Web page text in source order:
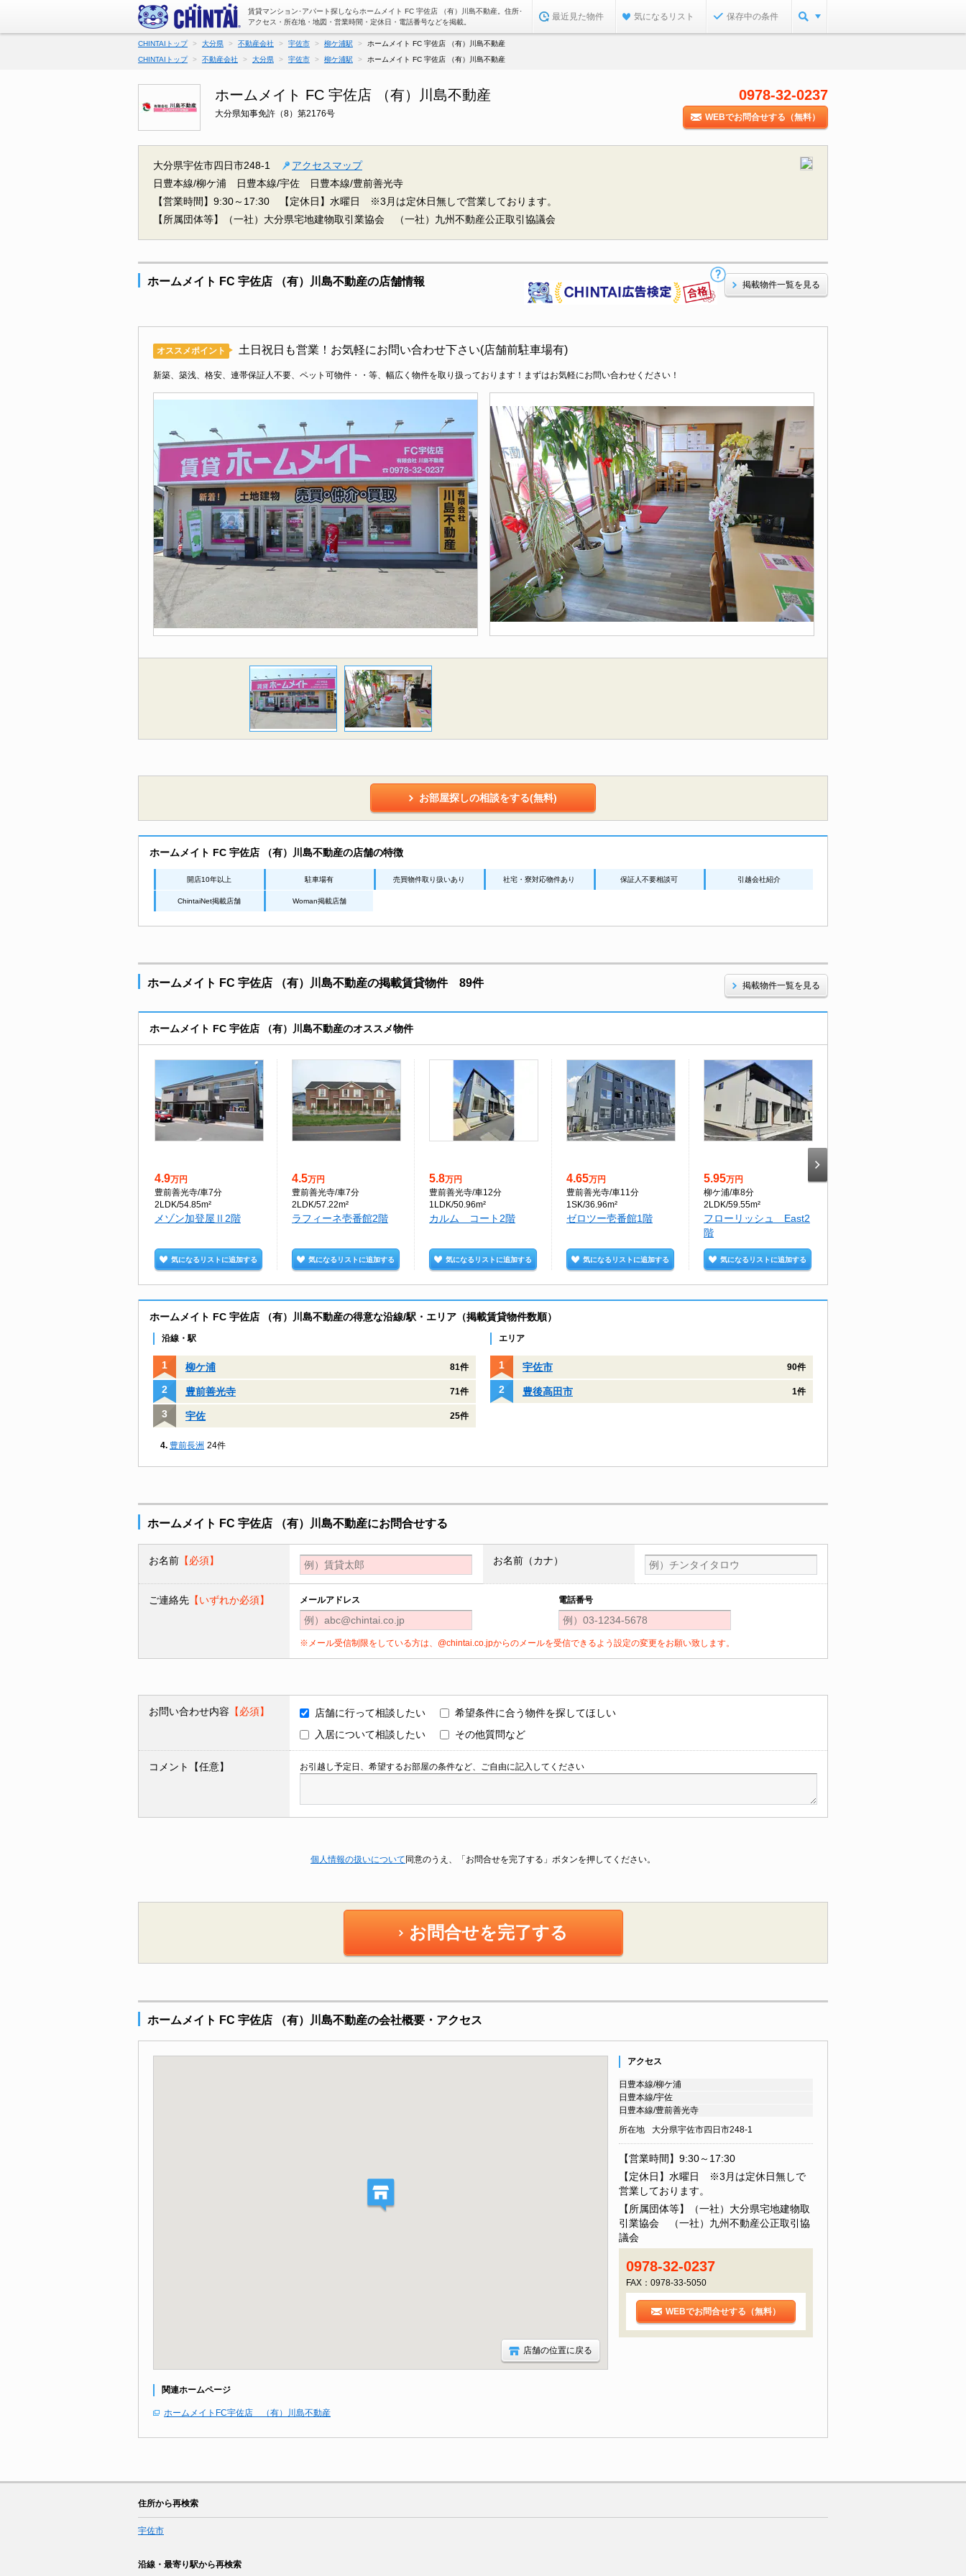
賃貸マンション･アパート探しならホームメイト FC 宇佐店 （有）川島不動産。住所･
アクセス・所在地・地図・営業時間・定休日・電話番号などを掲載。
最近見た物件 気になるリスト 保存中の条件
CHINTAIトップ 大分県 不動産会社 宇佐市 柳ケ浦駅
ホームメイト FC 宇佐店 （有）川島不動産
CHINTAIトップ
不動産会社 大分県 宇佐市 柳ケ浦駅 ホームメイト FC 宇佐店 （有）川島不動産
ホームメイト FC 宇佐店 （有）川島不動産
大分県知事免許（8）第2176号
0978-32-0237
WEBでお問合せする（無料）
大分県宇佐市四日市248-1
アクセスマップ
日豊本線/柳ケ浦
日豊本線/宇佐
日豊本線/豊前善光寺
【営業時間】9:30～17:30
【定休日】水曜日 ※3月は定休日無しで営業しております。
【所属団体等】（一社）大分県宅地建物取引業協会 （一社）九州不動産公正取引協議会
ホームメイト FC 宇佐店 （有）川島不動産の店舗情報 掲載物件一覧を見る
オススメポイント 土日祝日も営業！お気軽にお問い合わせ下さい(店舗前駐車場有)
新築、築浅、格安、連帯保証人不要、ペット可物件・・等、幅広く物件を取り扱っております！まずはお気軽にお問い合わせください！
お部屋探しの相談をする(無料)
ホームメイト FC 宇佐店 （有）川島不動産の店舗の特徴
開店10年以上 駐車場有 売買物件取り扱いあり 社宅・寮対応物件あり 保証人不要相談可 引越会社紹介
ChintaiNet掲載店舗 Woman掲載店舗
ホームメイト FC 宇佐店 （有）川島不動産の掲載賃貸物件 89件 掲載物件一覧を見る
ホームメイト FC 宇佐店 （有）川島不動産のオススメ物件
4.9万円
豊前善光寺/車7分
2LDK/54.85m²
メゾン加登屋Ⅱ2階
気になるリストに追加する
4.5万円
豊前善光寺/車7分
2LDK/57.22m²
ラフィーネ壱番館2階
気になるリストに追加する
5.8万円
豊前善光寺/車12分
1LDK/50.96m²
カルム コート2階
気になるリストに追加する
4.65万円
豊前善光寺/車11分
1SK/36.96m²
ゼロツー壱番館1階
気になるリストに追加する
5.95万円
柳ケ浦/車8分
2LDK/59.55m²
フローリッシュ East2
階
気になるリストに追加する
ホームメイト FC 宇佐店 （有）川島不動産の得意な沿線/駅・エリア（掲載賃貸物件数順）
沿線・駅
柳ケ浦 81件
豊前善光寺 71件
宇佐 25件
豊前長洲 24件
エリア
宇佐市 90件
豊後高田市 1件
ホームメイト FC 宇佐店 （有）川島不動産にお問合せする
お名前 【必須】 お名前（カナ）
ご連絡先 【いずれか必須】 メールアドレス 電話番号
※メール受信制限をしている方は、@chintai.co.jpからのメールを受信できるよう設定の変更をお願い致します。
お問い合わせ内容 【必須】 店舗に行って相談したい
希望条件に合う物件を探してほしい
入居について相談したい
その他質問など
コメント【任意】 お引越し予定日、希望するお部屋の条件など、ご自由に記入してください
個人情報の扱いについて 同意のうえ、「お問合せを完了する」ボタンを押してください。
お問合せを完了する
ホームメイト FC 宇佐店 （有）川島不動産の会社概要・アクセス
アクセス
日豊本線/柳ケ浦
日豊本線/宇佐
日豊本線/豊前善光寺
所在地 大分県宇佐市四日市248-1
【営業時間】9:30～17:30
【定休日】水曜日 ※3月は定休日無しで
営業しております。
【所属団体等】（一社）大分県宅地建物取
引業協会 （一社）九州不動産公正取引協
議会
0978-32-0237
FAX：0978-33-5050
WEBでお問合せする（無料）
店舗の位置に戻る
関連ホームページ
ホームメイトFC宇佐店 （有）川島不動産
住所から再検索
宇佐市
沿線・最寄り駅から再検索